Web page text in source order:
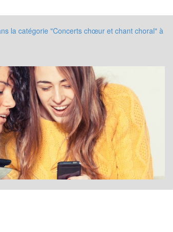
la catégorie "Concerts chœur et chant choral" à